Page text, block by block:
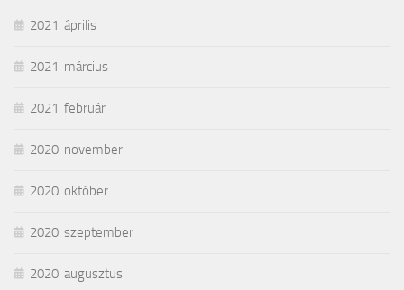
2021. április
2021. március
2021. február
2020. november
2020. október
2020. szeptember
2020. augusztus